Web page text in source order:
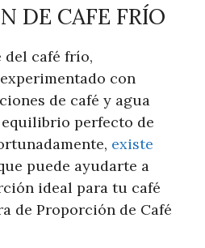
DE CAFE FRÍO
del café frío,
con
de café y agua
perfecto de
existe
puede ayudarte a
ideal para tu café
de Proporción de Café